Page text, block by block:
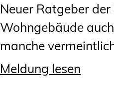
Informationen
Ingenieurinnen
Recht
Neuer Ratgeber
Wohngebäude
manche
Meldung lesen